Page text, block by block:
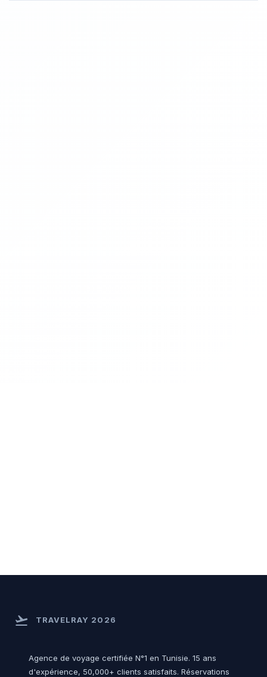
flight_takeoff TRAVELRAY 2026
Agence de voyage certifiée N°1 en Tunisie. 15 ans
d'expérience, 50,000+ clients satisfaits. Réservations